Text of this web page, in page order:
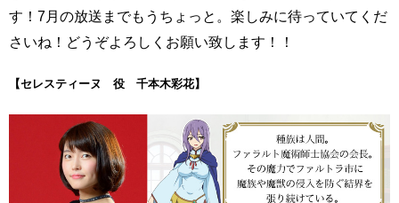
す！7月の放送までもうちょっと。楽しみに待っていてくだ
さいね！どうぞよろしくお願い致します！！
【セレスティーヌ 役 千本木彩花】